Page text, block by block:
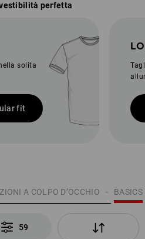
perfetta
solita
fit
BASICS
A COLPO D’OCCHIO
59